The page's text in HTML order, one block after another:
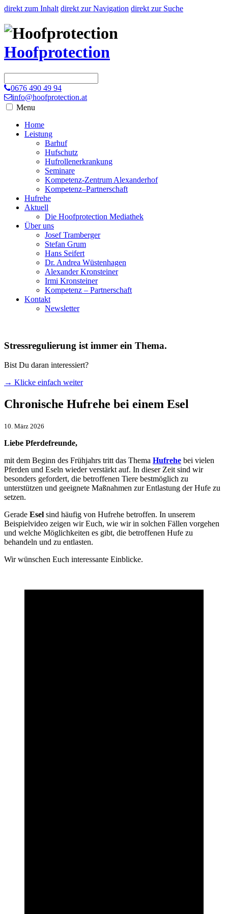
direkt zum Inhalt direkt zur Navigation direkt zur Suche
Hoofprotection
0676 490 49 94
info@hoofprotection.at
Menu
Home
Leistung
Barhuf
Hufschutz
Hufrollenerkrankung
Seminare
Kompetenz-Zentrum Alexanderhof
Kompetenz–Partnerschaft
Hufrehe
Aktuell
Die Hoofprotection Mediathek
Über uns
Josef Tramberger
Stefan Grum
Hans Seifert
Dr. Andrea Wüstenhagen
Alexander Kronsteiner
Irmi Kronsteiner
Kompetenz – Partnerschaft
Kontakt
Newsletter
Stressregulierung ist immer ein Thema.
Bist Du daran interessiert?
→ Klicke einfach weiter
Chronische Hufrehe bei einem Esel
10. März 2026
Liebe Pferdefreunde,
mit dem Beginn des Frühjahrs tritt das Thema Hufrehe bei vielen
Pferden und Eseln wieder verstärkt auf. In dieser Zeit sind wir
besonders gefordert, die betroffenen Tiere bestmöglich zu
unterstützen und geeignete Maßnahmen zur Entlastung der Hufe zu
setzen.
Gerade Esel sind häufig von Hufrehe betroffen. In unserem
Beispielvideo zeigen wir Euch, wie wir in solchen Fällen vorgehen
und welche Möglichkeiten es gibt, die betroffenen Hufe zu
behandeln und zu entlasten.
Wir wünschen Euch interessante Einblicke.